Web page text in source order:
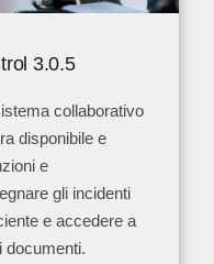
3.0.5
collaborativo
disponibile e
e
gli incidenti
e accedere a
documenti.